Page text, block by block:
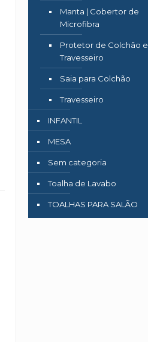
Manta | Cobertor de
Microfibra
Protetor de Colchão e
Travesseiro
Saia para Colchão
Travesseiro
INFANTIL
MESA
Sem categoria
Toalha de Lavabo
TOALHAS PARA SALÃO